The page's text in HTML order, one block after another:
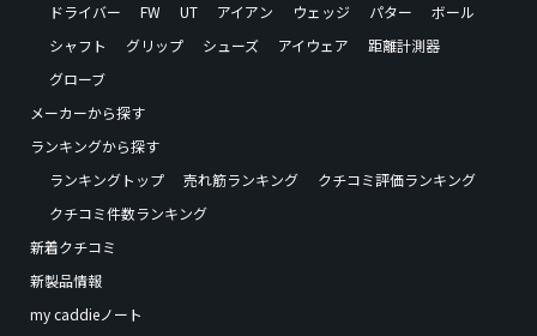
ドライバー
FW UT アイアン ウェッジ パター
ボール
シャフト
グリップ シューズ アイウェア
距離計測器
グローブ
メーカーから探す
ランキングから探す
ランキングトップ
売れ筋ランキング
クチコミ評価ランキング
クチコミ件数ランキング
新着クチコミ
新製品情報
my caddieノート